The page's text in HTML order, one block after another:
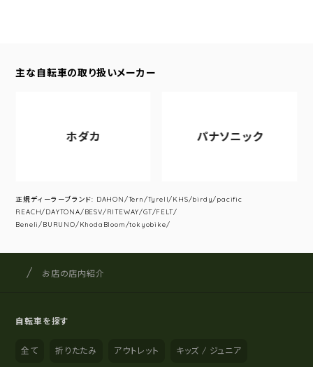
主な自転車の取り扱いメーカー
ホダカ パナソニック
正規ディーラーブランド: DAHON/Tern/Tyrell/KHS/birdy/pacific
REACH/DAYTONA/BESV/RITEWAY/GT/FELT/
Beneli/BURUNO/KhodaBloom/tokyobike/
サイト内の現在地
サイクルショップナカゴヤ
お店の店内紹介
自転車を探す
全て 折りたたみ アウトレット キッズ / ジュニア